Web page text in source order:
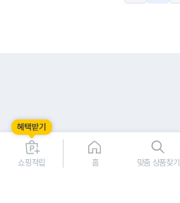
쇼핑적립 홈 맞춤 상품찾기